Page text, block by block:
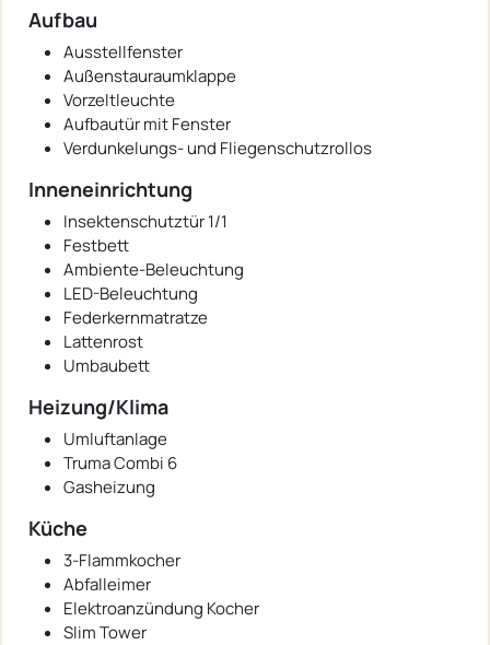
Aufbau
Ausstellfenster
Außenstauraumklappe
Vorzeltleuchte
Aufbautür mit Fenster
Verdunkelungs- und Fliegenschutzrollos
Inneneinrichtung
Insektenschutztür 1/1
Festbett
Ambiente-Beleuchtung
LED-Beleuchtung
Federkernmatratze
Lattenrost
Umbaubett
Heizung/Klima
Umluftanlage
Truma Combi 6
Gasheizung
Küche
3-Flammkocher
Abfalleimer
Elektroanzündung Kocher
Slim Tower